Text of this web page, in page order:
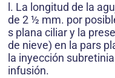
l. La longitud de la
de 2 ½ mm. por
s plana ciliar y la
de nieve) en la pars
la inyección
infusión.